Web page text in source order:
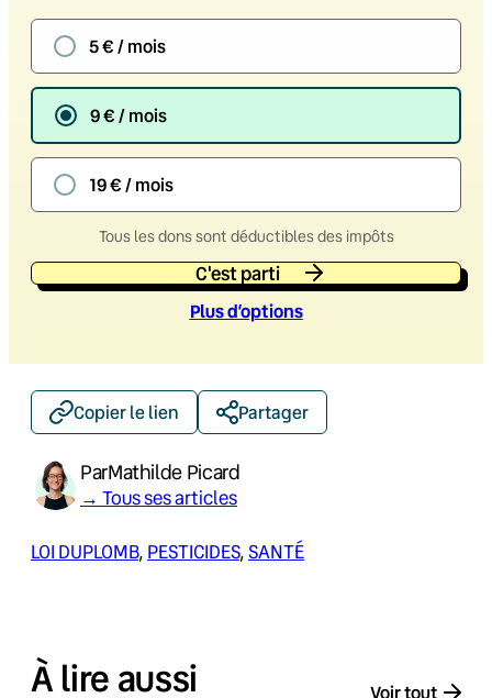
5 € / mois
9 € / mois
19 € / mois
Tous les dons sont déductibles des impôts
C'est parti
Plus d’options
Copier le lien Partager
ParMathilde Picard
→ Tous ses articles
LOI DUPLOMB, PESTICIDES, SANTÉ
À lire aussi Voir tout